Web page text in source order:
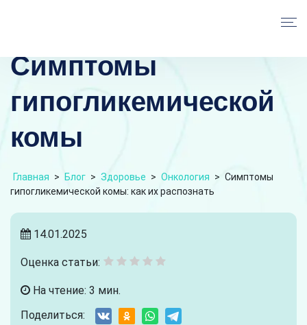
Симптомы
гипогликемической
комы
Главная > Блог > Здоровье > Онкология > Симптомы
гипогликемической комы: как их распознать
14.01.2025
Оценка статьи:
На чтение: 3 мин.
Поделиться: